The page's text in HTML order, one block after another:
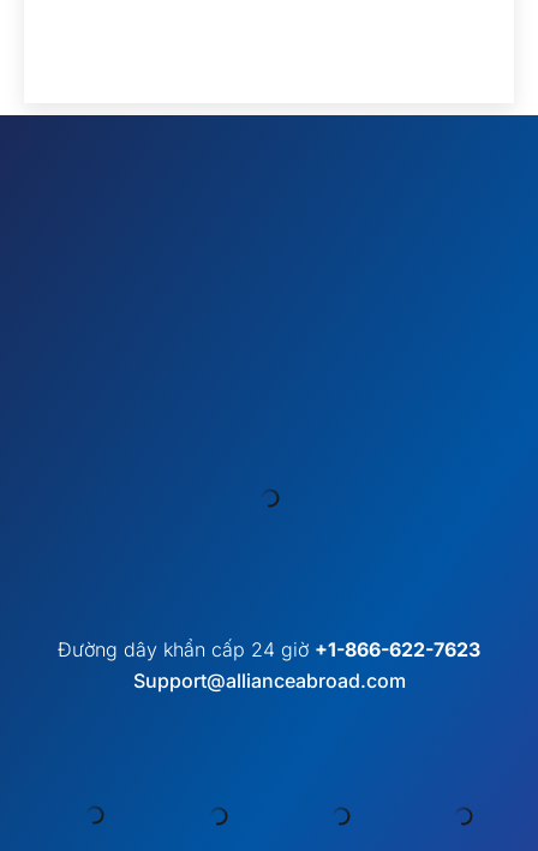
︎ MẠNG LƯỚI TOÀN CẦU